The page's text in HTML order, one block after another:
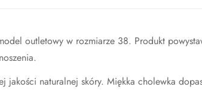
outletowy w rozmiarze 38. Produkt
naturalnej skóry. Miękka cholewka